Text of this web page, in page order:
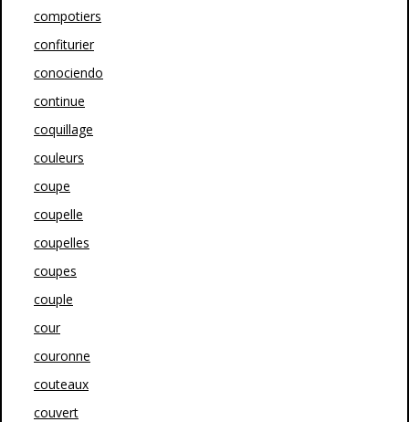
compotiers
confiturier
conociendo
continue
coquillage
couleurs
coupe
coupelle
coupelles
coupes
couple
cour
couronne
couteaux
couvert